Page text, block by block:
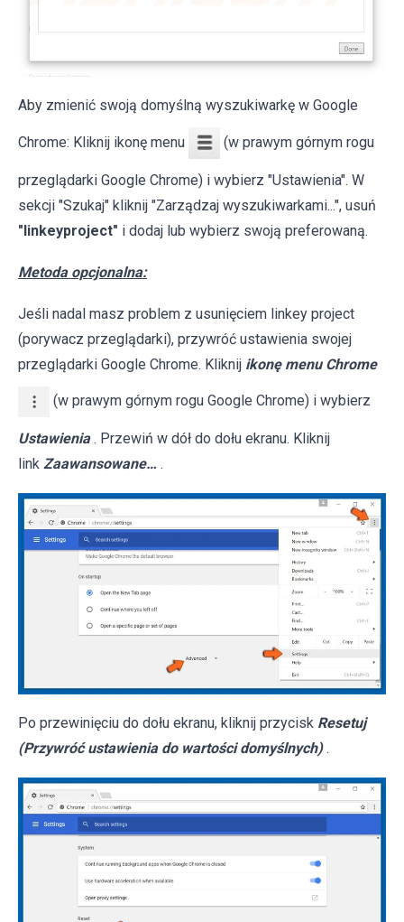
Aby zmienić swoją domyślną wyszukiwarkę w Google
Chrome: Kliknij ikonę menu (w prawym górnym rogu
przeglądarki Google Chrome) i wybierz "Ustawienia". W
sekcji "Szukaj" kliknij "Zarządzaj wyszukiwarkami...", usuń
"linkeyproject" i dodaj lub wybierz swoją preferowaną.
Metoda opcjonalna:
Jeśli nadal masz problem z usunięciem linkey project
(porywacz przeglądarki), przywróć ustawienia swojej
przeglądarki Google Chrome. Kliknij ikonę menu Chrome
(w prawym górnym rogu Google Chrome) i wybierz
Ustawienia . Przewiń w dół do dołu ekranu. Kliknij
link Zaawansowane… .
Po przewinięciu do dołu ekranu, kliknij przycisk Resetuj
(Przywróć ustawienia do wartości domyślnych) .